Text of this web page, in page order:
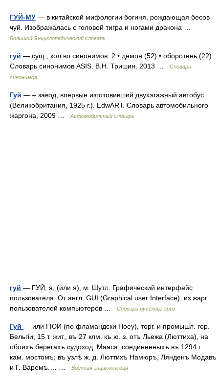
ГУЙ-МУ — в китайской мифологии богиня, рождающая бесов
чуй. Изображалась с головой тигра и ногами дракона …
Большой Энциклопедический словарь
гуй — сущ., кол во синонимов: 2 • демон (52) • оборотень (22)
Словарь синонимов ASIS. В.Н. Тришин. 2013 …
Словарь
синонимов
Гуй — – завод, впервые изготовивший двухэтажный автобус
(Великобритания, 1925 г.). EdwART. Словарь автомобильного
жаргона, 2009 …
Автомобильный словарь
гуй — ГУЙ, я, (или я), м. Шутл. Графический интерфейс
пользователя. От англ. GUI (Graphical user Interface); из жарг.
пользователей компьютеров …
Словарь русского арго
Гуй — или ГЮИ (по фламандски Ноеу), торг. и промышл. гор.
Бельгіи, 15 т. жит., въ 27 клм. къ ю. з. отъ Льежа (Люттиха), на
обоихъ берегахъ судоход. Мааса, соединенныхъ въ 1294 г.
кам. мостомъ; въ узлѣ ж. д. Люттихъ Намюръ, Лянденъ Модавъ
и Г. Варемъ.… …
Военная энциклопедия